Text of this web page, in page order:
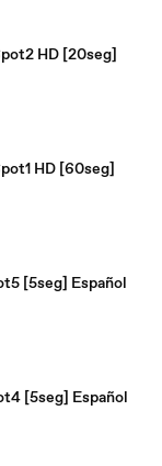
HD [20seg]
HD [60seg]
[5seg] Español
[5seg] Español